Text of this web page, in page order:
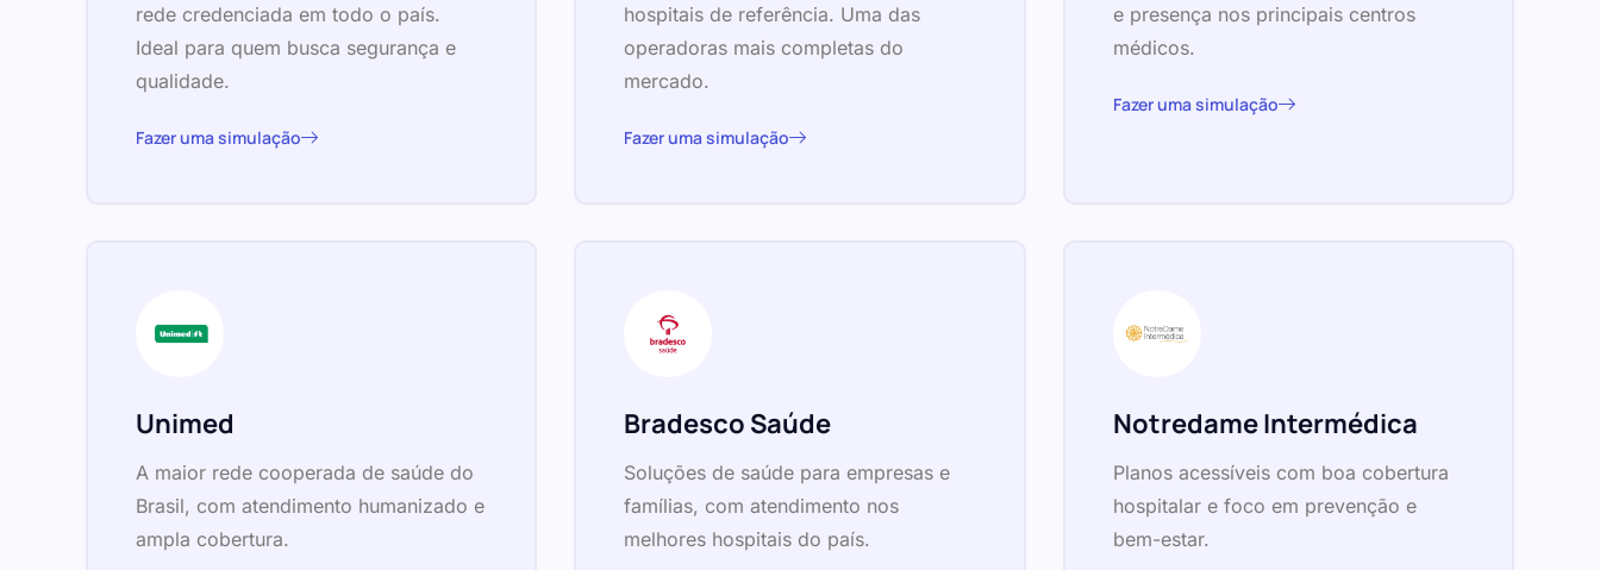
rede credenciada em todo o país.
Ideal para quem busca segurança e
qualidade.
Fazer uma simulação
hospitais de referência. Uma das
operadoras mais completas do
mercado.
Fazer uma simulação
e presença nos principais centros
médicos.
Fazer uma simulação
Unimed
A maior rede cooperada de saúde do
Brasil, com atendimento humanizado e
ampla cobertura.
Bradesco Saúde
Soluções de saúde para empresas e
famílias, com atendimento nos
melhores hospitais do país.
Notredame Intermédica
Planos acessíveis com boa cobertura
hospitalar e foco em prevenção e
bem-estar.